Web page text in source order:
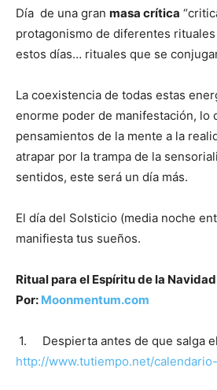
Día de una gran masa crítica
protagonismo de diferentes
estos días… rituales que se
La coexistencia de todas estas
enorme poder de manifestación, lo
pensamientos de la mente a la
atrapar por la trampa de la
sentidos, este será un día más.
El día del Solsticio (media noche
manifiesta tus sueños.
Ritual para el Espíritu de la Navidad
Por: Moonmentum.com
1. Despierta antes de que salga
http://www.tutiempo.net/